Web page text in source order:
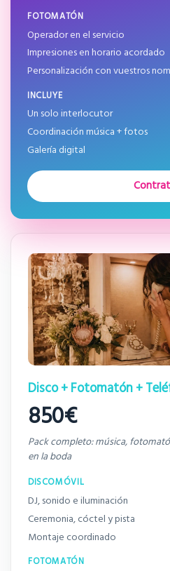
FOTOMATÓN
Operador en el servicio
Impresiones en horario acordado
Personalización con vuestros
INCLUYE
Un solo interlocutor
Coordinación música + fotos
Galería digital
Disco + Fotomatón +
850€
Pack completo: música,
en la boda
DISCOMÓVIL
DJ, sonido e iluminación
Ceremonia, cóctel y pista
Montaje coordinado
FOTOMATÓN